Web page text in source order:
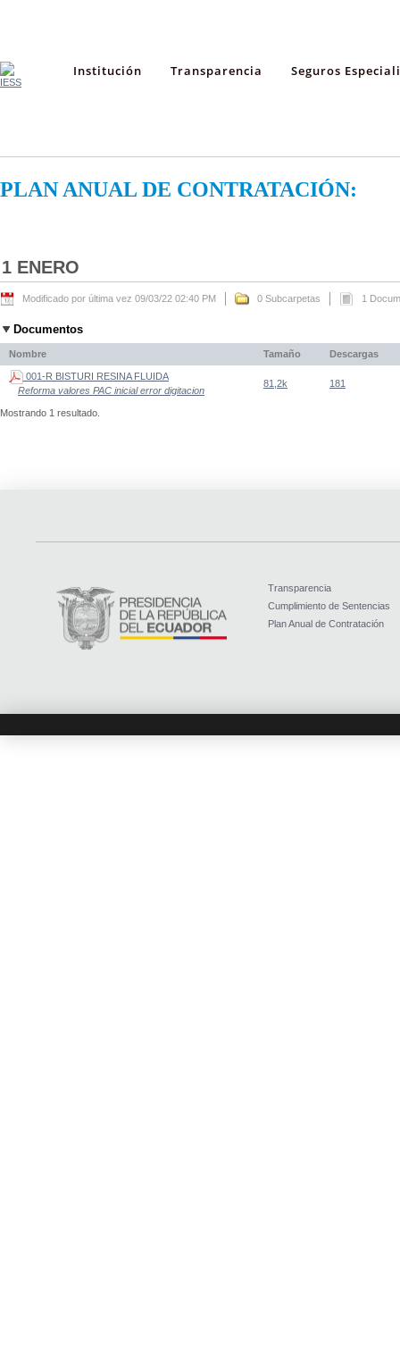
Institución Transparencia Seguros
PLAN ANUAL DE CONTRATACIÓN:
1 ENERO
Modificado por última vez 09/03/22 02:40 PM 0 Subcarpetas 1
Documentos
Nombre Tamaño Descargas
001-R BISTURI RESINA FLUIDA
Reforma valores PAC inicial error digitacion
81,2k 181
Mostrando 1 resultado.
Transparencia
Cumplimiento de Sentencias
Plan Anual de Contratación